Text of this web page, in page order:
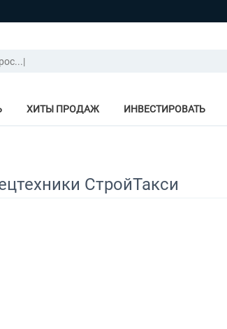
ХИТЫ ПРОДАЖ ИНВЕСТИРОВАТЬ
СтройТакси